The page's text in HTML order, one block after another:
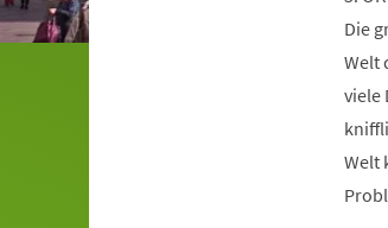
Die
Welt
viele
Welt